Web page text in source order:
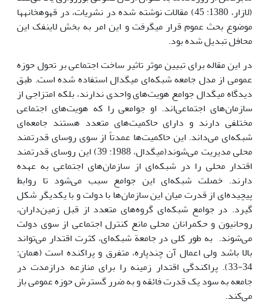
(لازار، 1380: 45) مقالات نوشته شده در نشریات، در قهوه­خانه­ها
موضوع بحث عموم قرار می­گرفت و این امر به بخش لاینفک این
محافل تبدیل شده بود.
در این مقاله برای تبیین موثر تاثیر ساخت اجتماعی بر تحول حوزه
عمومی از مدل جامعه شبکه‌ای میگدال استفاده شده است. طبق
دیدگاه میگدال جوامع هویت‌های واحدی ندارند، بلکه امتزاجی از
سازمان‌های اجتماعی‌اند. او جوامعی را که هویت‌های اجتماعی
مختلفی دارند و دارای حاکمیت‌های متعدد هستند جامعه‌ای
شبکه‌ای می‌داند. این حاکمیت‌ها عمدتاً از سوی روسای قدرتمند
محلی مدیریت می‌شوند(میگدال، 1988: 39) این روسای قدرتمند
اقتدار محلی را در شبکه‌ای از سازمان‌های اجتماعی به عهده
دارند. خصلت شبکه‌ای این جوامع سبب می‌شود تا روابط
پیچیده‌ای از قدرت میان این سازمان‌ها با دولت و با یکدیگر شکل
گیرد. در جوامع شبکه‌ای گروه‌های متعدد از قبل زمین‌داران،
روحانیون و حکمرانان محلی مانع کنترل اجتماعی از سوی دولت
می‌شوند. به طور کلی در جامعة شبکه‌ای، کثرت اقتدار می‌تواند
بالا باشد ولی اعمال آن چندپاره، متفرق و پراکنده است (همان:
34-33). پراکندگی اقتدار زمینه را برای منازعه درازمدت در
جامعه به سود یک قدرت فائقه و به ضرر گسترش حوزه عمومی باز
می‌کند.